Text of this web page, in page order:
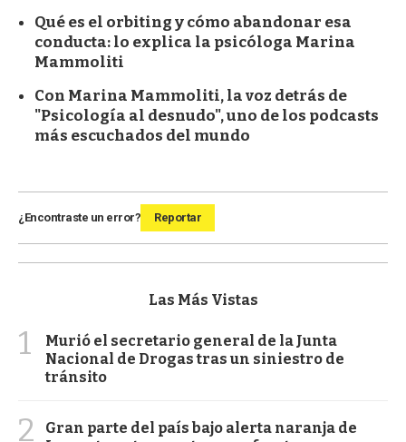
Qué es el orbiting y cómo abandonar esa
conducta: lo explica la psicóloga Marina
Mammoliti
Con Marina Mammoliti, la voz detrás de
"Psicología al desnudo", uno de los podcasts
más escuchados del mundo
¿Encontraste un error? Reportar
Las Más Vistas
1
Murió el secretario general de la Junta
Nacional de Drogas tras un siniestro de
tránsito
2
Gran parte del país bajo alerta naranja de